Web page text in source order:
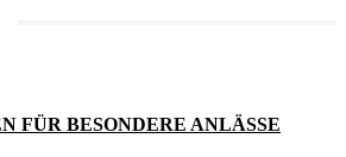
FÜR BESONDERE ANLÄSSE